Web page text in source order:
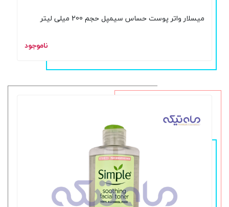
میسلار واتر پوست حساس سیمپل حجم 200 میلی لیتر
ناموجود